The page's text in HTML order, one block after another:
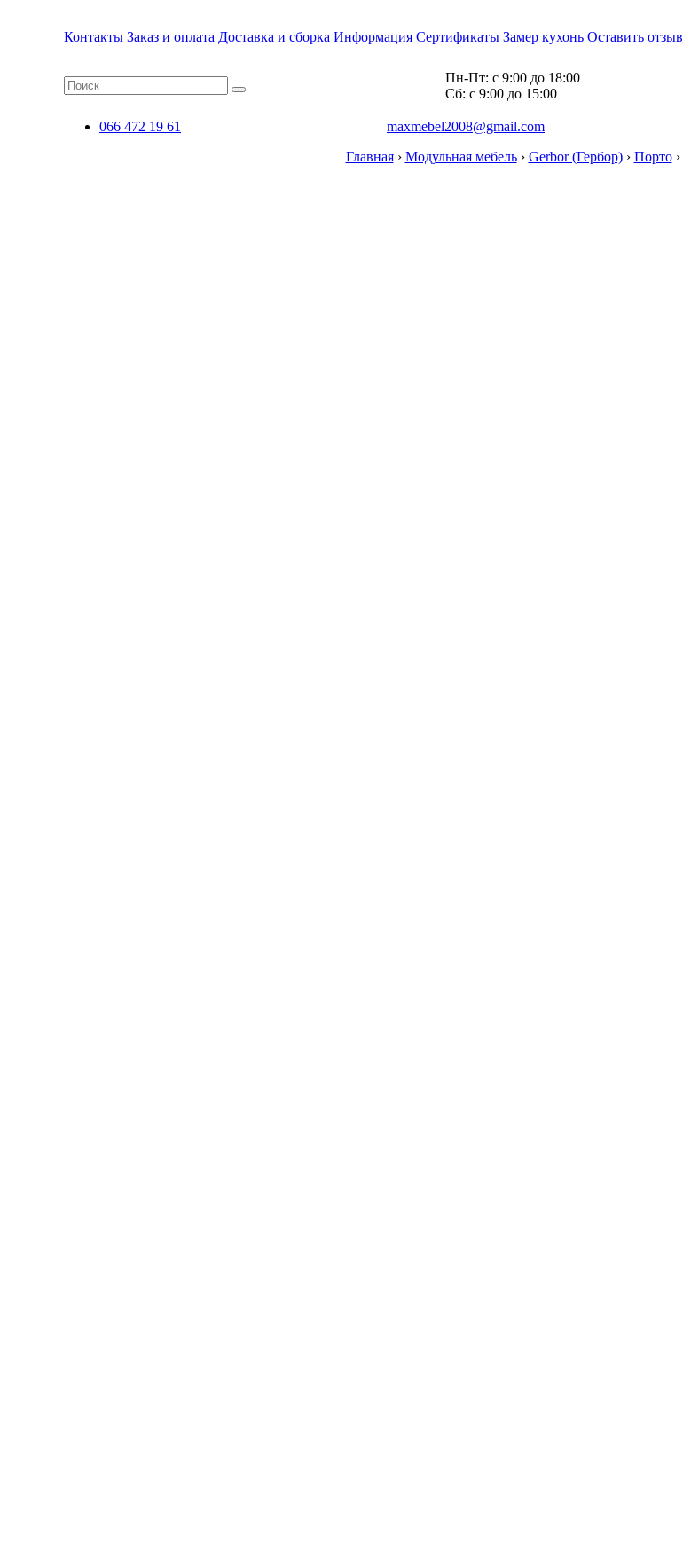
Контакты Заказ и оплата Доставка и сборка Информация Сертификаты Замер кухонь Оставить отзыв
Пн-Пт: с 9:00 до 18:00
Cб: с 9:00 до 15:00
066 472 19 61 maxmebel2008@gmail.com
Главная› Модульная мебель› Gerbor (Гербор)› Порто›